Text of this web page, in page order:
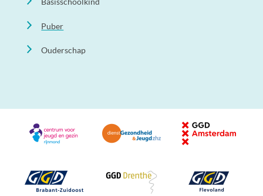
Puber
Ouderschap